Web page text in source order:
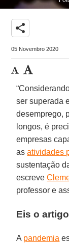
share
05 Novembro 2020
ser superada
desemprego,
longos, é
empresas
asatividades
sustentação
escreve
professor e
Eis o
A pandemia